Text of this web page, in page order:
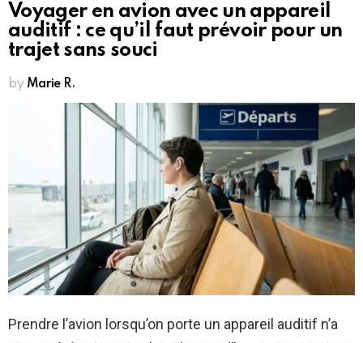
Voyager en avion avec un appareil
auditif : ce qu’il faut prévoir pour un
trajet sans souci
by Marie R.
Prendre l’avion lorsqu’on porte un appareil auditif n’a